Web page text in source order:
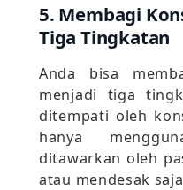
5. Membagi
Tiga Tingkatan
Anda bisa
menjadi tiga
ditempati oleh
hanya
ditawarkan oleh
atau mendesak